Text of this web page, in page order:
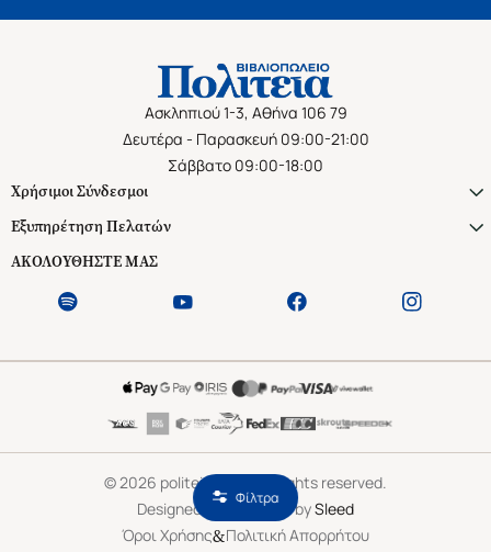
Φίλτρα
Ασκληπιού 1-3, Αθήνα 106 79
Δευτέρα - Παρασκευή 09:00-21:00
Σάββατο 09:00-18:00
Χρήσιμοι Σύνδεσμοι
Εξυπηρέτηση Πελατών
ΑΚΟΛΟΥΘΗΣΤΕ ΜΑΣ
©2026 politeianet.gr All rights reserved.
Designed & Developed bySleed
Όροι Χρήσης&Πολιτική Απορρήτου